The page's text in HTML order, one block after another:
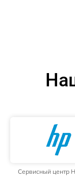
Сервисный центр